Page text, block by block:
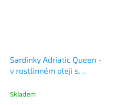
Sardinky Adriatic Queen -
v rostlinném oleji s
Skladem